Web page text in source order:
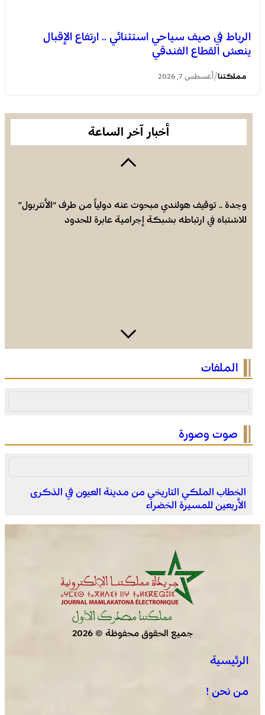
الرباط في صيف سياحي استثنائي .. ارتفاع الإقبال
ينعش القطاع الفندقي
مملكتنا/ أغسطس 7, 2026
أخبار آخر الساعة
العثور على جثة مقطعة الأطراف داخل عشة بمنطقة منابع
وجدة .. توقيف هولندي مبحوث عنه دولياً من طرف “الأنتربول”
للاشتباه في ارتباطه بشبكة إجرامية عابرة للحدود
الرباط في صيف سياحي استثنائي .. ارتفاع الإقبال ينعش القطاع
الفندقي
التفاصيل الكاملة لاقتحام ولي العهد مياه سبتة المحتلة على
العثور على جثة مقطعة الأطراف داخل عشة بمنطقة منابع
الملفات
صوت وصورة
الخطاب الملكي التاريخي من مدينة العيون في الذكرى
الأربعين للمسيرة الخضراء
جميع الحقوق محفوظة © 2026
الرئيسية
من نحن !